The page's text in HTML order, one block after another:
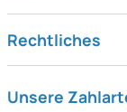
Rechtliches
Unsere